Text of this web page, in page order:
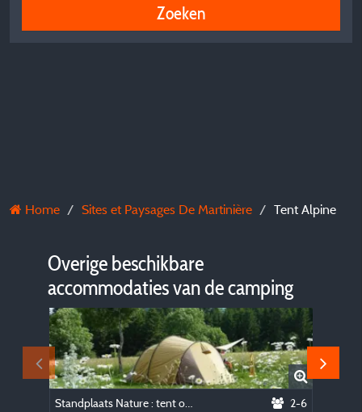
Zoeken
Home Sites et Paysages De Martinière Tent Alpine
Overige beschikbare
accommodaties van de camping
2-6